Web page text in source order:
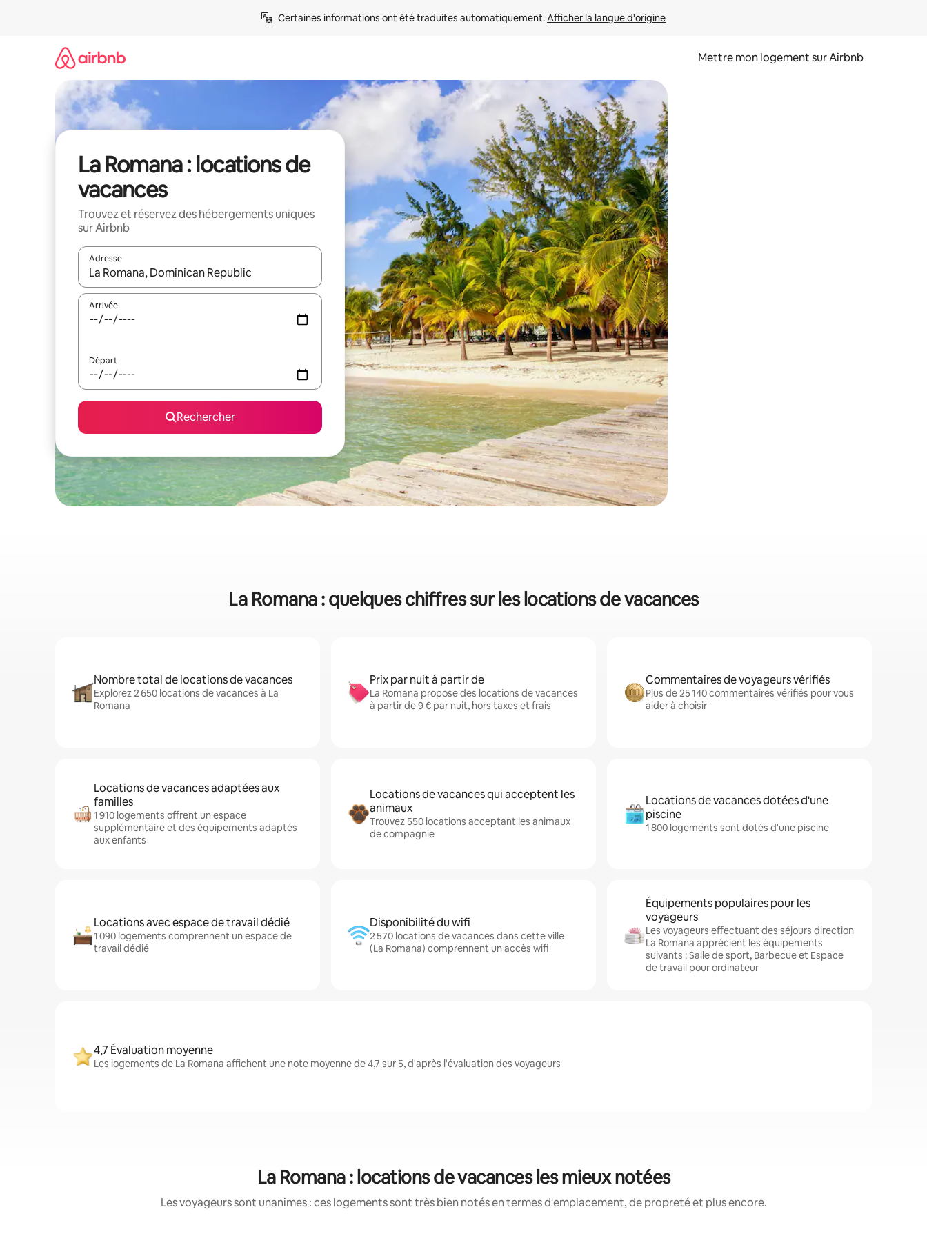
Certaines informations ont été traduites automatiquement. Afficher la langue d'origine
Mettre mon logement sur Airbnb
La Romana : locations de
vacances
Trouvez et réservez des hébergements uniques
sur Airbnb
Adresse
Lorsque les résultats s'affichent, utilisez les flèches vers le haut et vers le bas pour les parcourir ou en appuyant et en faisant glisser.
Arrivée
Départ
Rechercher
La Romana : quelques chiffres sur les locations de vacances
Nombre total de locations de vacances
Explorez 2 650 locations de vacances à La
Romana
Prix par nuit à partir de
La Romana propose des locations de vacances
à partir de 9 € par nuit, hors taxes et frais
Commentaires de voyageurs vérifiés
Plus de 25 140 commentaires vérifiés pour vous
aider à choisir
Locations de vacances adaptées aux
familles
1 910 logements offrent un espace
supplémentaire et des équipements adaptés
aux enfants
Locations de vacances qui acceptent les
animaux
Trouvez 550 locations acceptant les animaux
de compagnie
Locations de vacances dotées d'une
piscine
1 800 logements sont dotés d'une piscine
Locations avec espace de travail dédié
1 090 logements comprennent un espace de
travail dédié
Disponibilité du wifi
2 570 locations de vacances dans cette ville
(La Romana) comprennent un accès wifi
Équipements populaires pour les
voyageurs
Les voyageurs effectuant des séjours direction
La Romana apprécient les équipements
suivants : Salle de sport, Barbecue et Espace
de travail pour ordinateur
4,7 Évaluation moyenne
Les logements de La Romana affichent une note moyenne de 4,7 sur 5, d'après l'évaluation des voyageurs
La Romana : locations de vacances les mieux notées
Les voyageurs sont unanimes : ces logements sont très bien notés en termes d'emplacement, de propreté et plus encore.